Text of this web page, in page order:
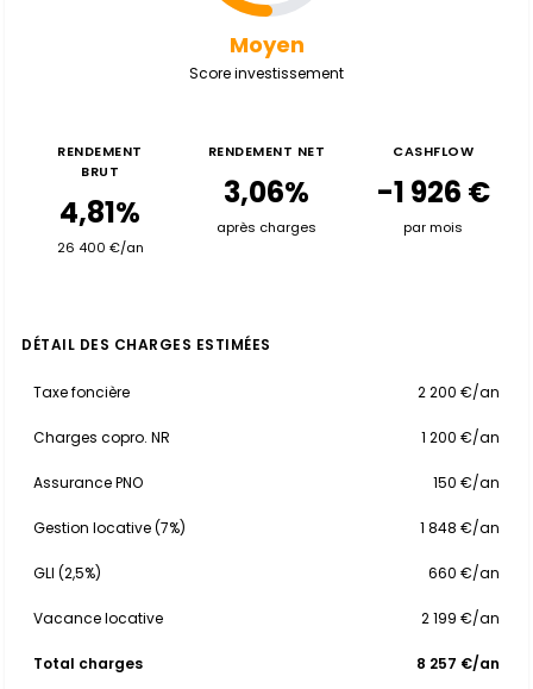
Moyen
Score investissement
RENDEMENT
BRUT
4,81%
26 400 €/an
RENDEMENT NET
3,06%
après charges
CASHFLOW
-1 926 €
par mois
DÉTAIL DES CHARGES ESTIMÉES
Taxe foncière 2 200 €/an
Charges copro. NR 1 200 €/an
Assurance PNO 150 €/an
Gestion locative (7%) 1 848 €/an
GLI (2,5%) 660 €/an
Vacance locative 2 199 €/an
Total charges 8 257 €/an